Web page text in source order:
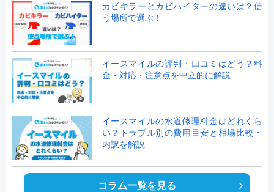
カビキラーとカビハイターの違いは？使
う場所で選ぶ！
イースマイルの評判・口コミはどう？料
金・対応・注意点を中立的に解説
イースマイルの水道修理料金はどれくら
い？トラブル別の費用目安と相場比較・
内訳を解説
コラム一覧を見る